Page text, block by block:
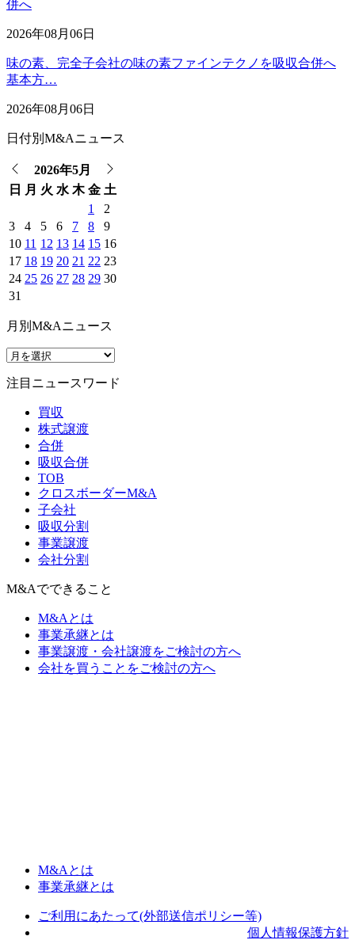
併へ
2026年08月06日
味の素、完全子会社の味の素ファインテクノを吸収合併へ
基本方…
2026年08月06日
日付別M&Aニュース
2026年5月
日
月 火 水 木 金 土
1
2
3
4 5 6 7 8
9
10 11 12 13 14 15 16
17 18 19 20 21 22 23
24 25 26 27 28 29 30
31
月別M&Aニュース
注目ニュースワード
買収
株式譲渡
合併
吸収合併
TOB
クロスボーダーM&A
子会社
吸収分割
事業譲渡
会社分割
M&Aでできること
M&Aとは
事業承継とは
事業譲渡・会社譲渡をご検討の方へ
会社を買うことをご検討の方へ
M&Aとは
事業承継とは
ご利用にあたって(外部送信ポリシー等)
個人情報保護方針